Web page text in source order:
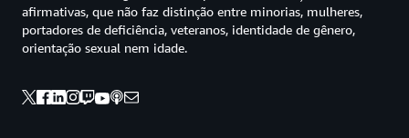
afirmativas, que não faz distinção entre minorias, mulheres,
portadores de deficiência, veteranos, identidade de gênero,
orientação sexual nem idade.